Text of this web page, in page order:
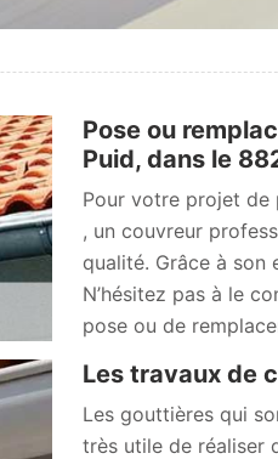
Pose ou
Puid, dans le
Pour votre projet de
, un couvreur
qualité. Grâce à son
N’hésitez pas à le
pose ou de
Les travaux de
Les gouttières qui
très utile de réaliser